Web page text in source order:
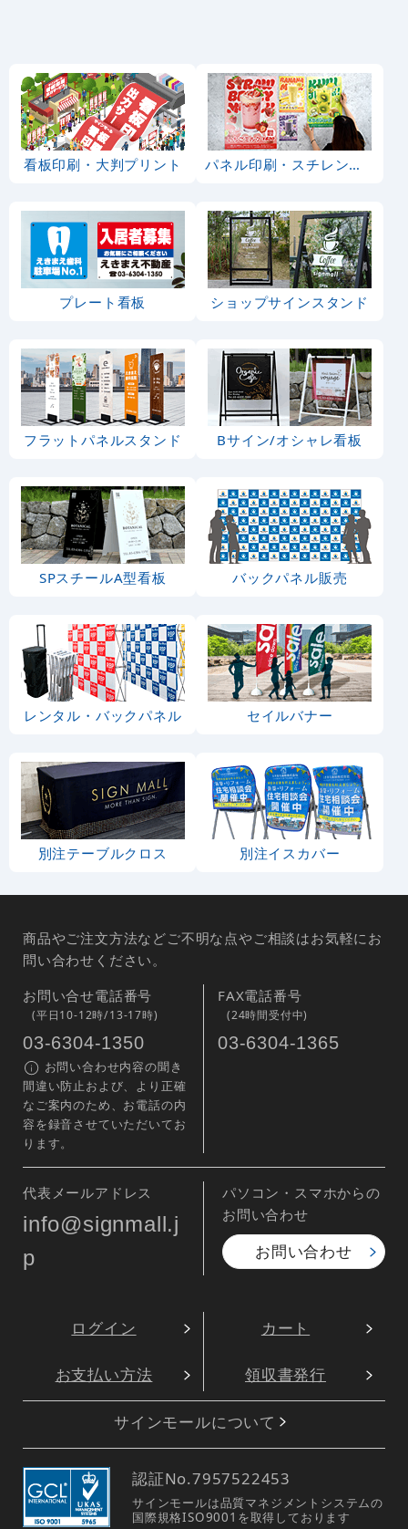
看板印刷・大判プリント パネル印刷・スチレンボード
プレート看板 ショップサインスタンド
フラットパネルスタンド Bサイン/オシャレ看板
SPスチールA型看板 バックパネル販売
レンタル・バックパネル セイルバナー
別注テーブルクロス 別注イスカバー
商品やご注文方法などご不明な点やご相談はお気軽にお
問い合わせください。
お問い合せ電話番号
(平日10-12時/13-17時)
03-6304-1350
お問い合わせ内容の聞き
間違い防止および、より正確
なご案内のため、お電話の内
容を録音させていただいてお
ります。
FAX電話番号
(24時間受付中)
03-6304-1365
代表メールアドレス
info@signmall.j
p
パソコン・スマホからの
お問い合わせ
お問い合わせ
ログイン カート
お支払い方法 領収書発行
サインモールについて
認証No.7957522453
サインモールは品質マネジメントシステムの
国際規格ISO9001を取得しております